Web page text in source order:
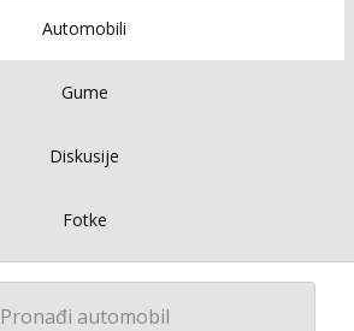
Automobili
Gume
Diskusije
Fotke
Pronađi automobil